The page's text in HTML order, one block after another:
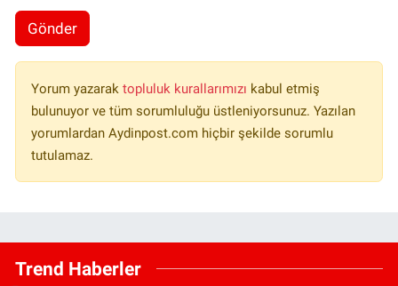
Gönder
Yorum yazarak topluluk kurallarımızı kabul etmiş
bulunuyor ve tüm sorumluluğu üstleniyorsunuz. Yazılan
yorumlardan Aydinpost.com hiçbir şekilde sorumlu
tutulamaz.
Trend Haberler